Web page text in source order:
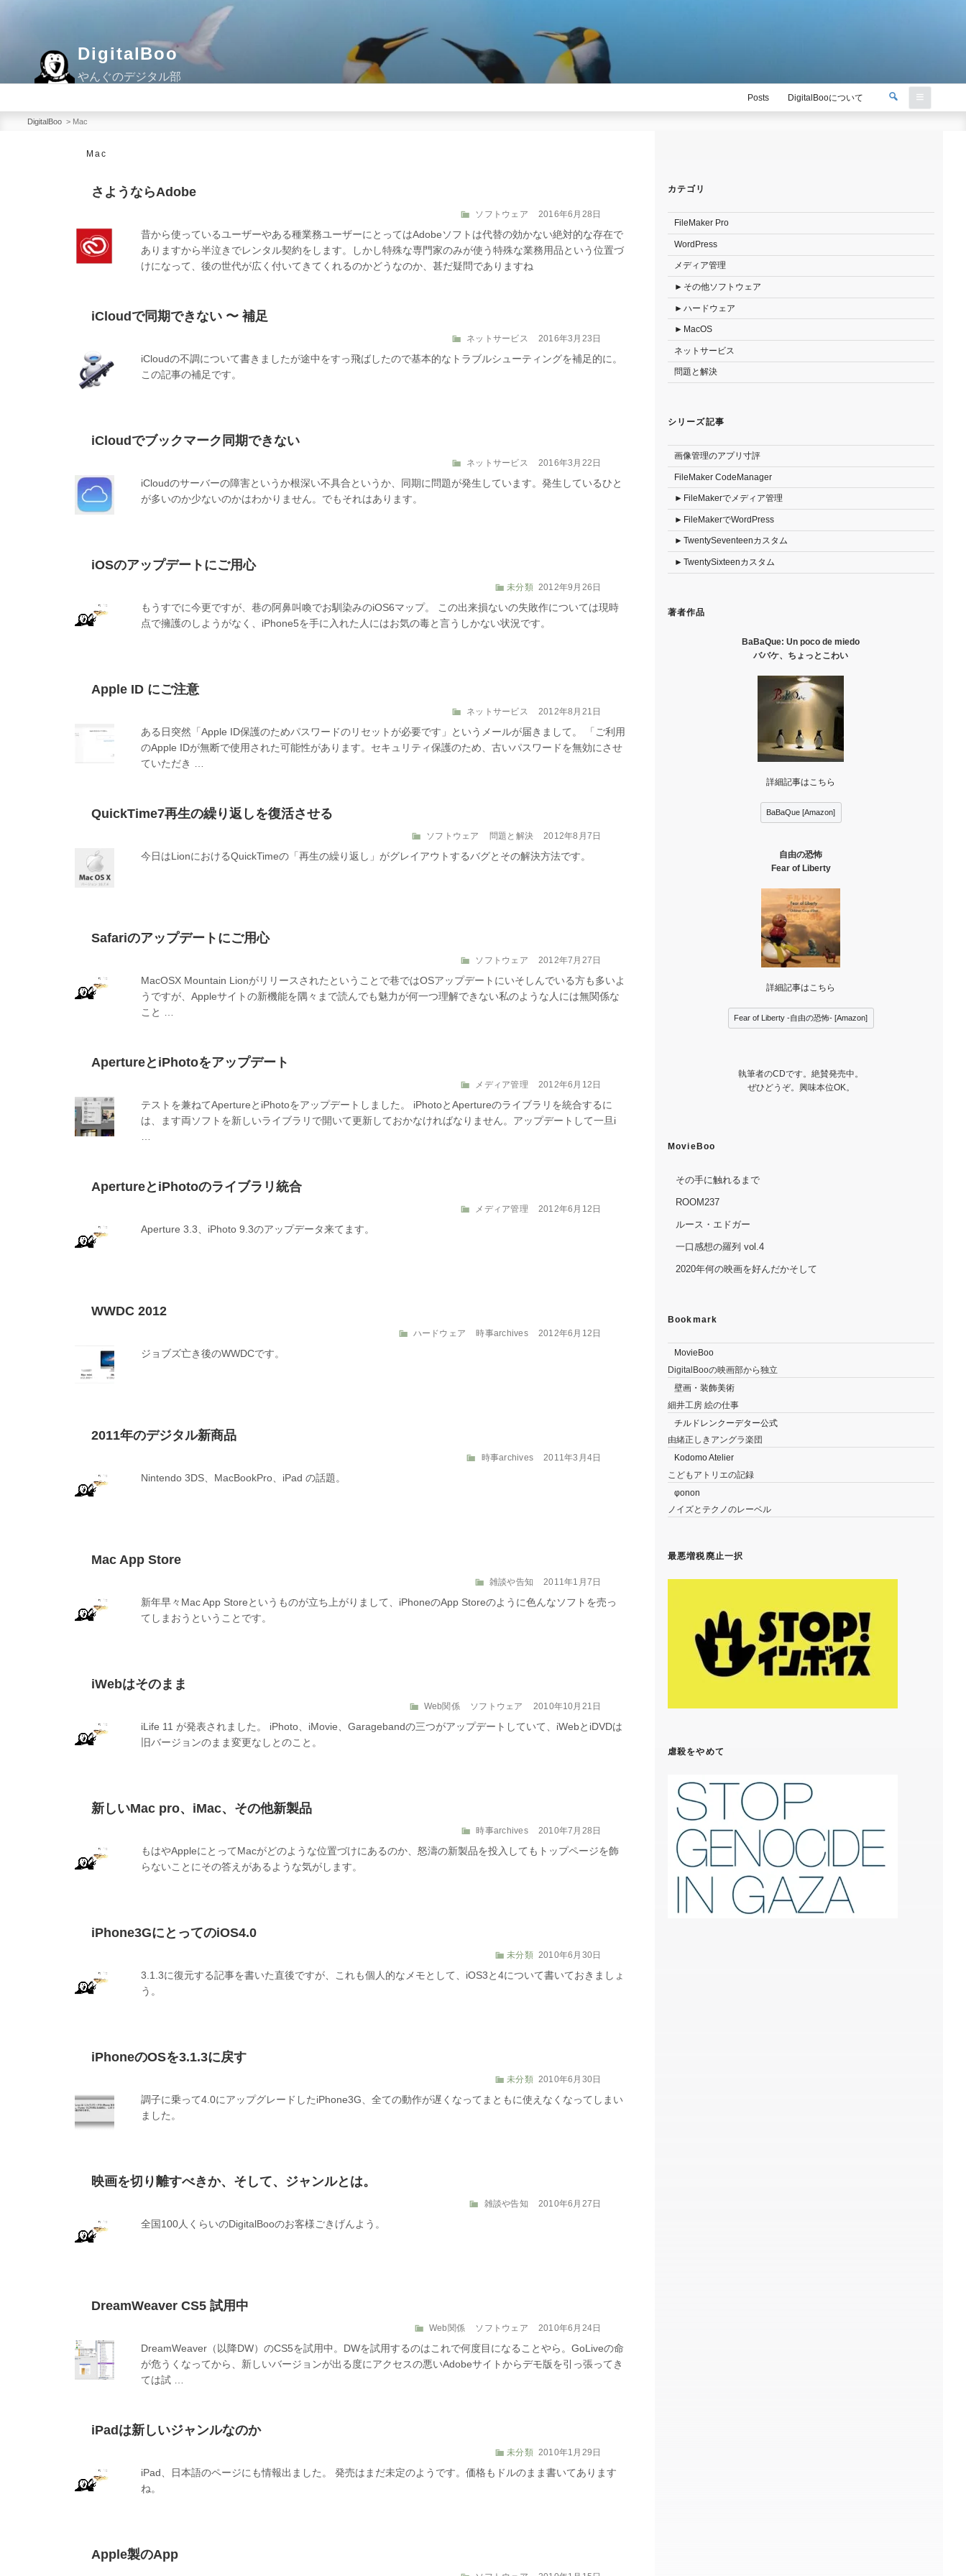
ツ
DigitalBoo
やんぐのデジタル部
Posts
DigitalBooについて
検
検
索
DigitalBoo > Mac
Mac
さようならAdobe
カ
ゴ
リ
ー
ソフトウェア
投
日:
2016年6月28日
昔から使っているユーザーやある種業務ユーザーにとってはAdobeソフトは代替の効かない絶対的な存在で
ありますから半泣きでレンタル契約をします。しかし特殊な専門家のみが使う特殊な業務用品という位置づ
けになって、後の世代が広く付いてきてくれるのかどうなのか、甚だ疑問でありますね
iCloudで同期できない 〜 補足
カ
ゴ
ネットサービス
投
日:
2016年3月23日
iCloudの不調について書きましたが途中をすっ飛ばしたので基本的なトラブルシューティングを補足的に。
この記事の補足です。
iCloudでブックマーク同期できない
カ
ゴ
ネットサービス
投
日:
2016年3月22日
iCloudのサーバーの障害というか根深い不具合というか、同期に問題が発生しています。発生しているひと
が多いのか少ないのかはわかりません。でもそれはあります。
iOSのアップデートにご用心
カ
ゴ
リ
未分類投
日:
2012年9月26日
もうすでに今更ですが、巷の阿鼻叫喚でお馴染みのiOS6マップ。 この出来損ないの失敗作については現時
点で擁護のしようがなく、iPhone5を手に入れた人にはお気の毒と言うしかない状況です。
Apple ID にご注意
カ
ゴ
リ
ネットサービス
投
日:
2012年8月21日
ある日突然「Apple ID保護のためパスワードのリセットが必要です」というメールが届きまして。 「ご利用
のApple IDが無断で使用された可能性があります。セキュリティ保護のため、古いパスワードを無効にさせ
ていただき …
QuickTime7再生の繰り返しを復活させる
カ
ゴ
ソフトウェア 問題と解決
投
日:
2012年8月7日
今日はLionにおけるQuickTimeの「再生の繰り返し」がグレイアウトするバグとその解決方法です。
Safariのアップデートにご用心
カ
リ
ソフトウェア
投
日:
2012年7月27日
MacOSX Mountain Lionがリリースされたということで巷ではOSアップデートにいそしんでいる方も多いよ
うですが、Appleサイトの新機能を隅々まで読んでも魅力が何一つ理解できない私のような人には無関係な
こと …
ApertureとiPhotoをアップデート
カ
ゴ
リ
メディア管理
投
日:
2012年6月12日
テストを兼ねてApertureとiPhotoをアップデートしました。 iPhotoとApertureのライブラリを統合するに
は、ます両ソフトを新しいライブラリで開いて更新しておかなければなりません。アップデートして一旦i
ApertureとiPhotoのライブラリ統合
カメディア管理
投2012年6月12日
Aperture 3.3、iPhoto 9.3のアップデータ来てます。
WWDC 2012
カ
ハードウェア 時事archives
投2012年6月12日
ジョブズ亡き後のWWDCです。
2011年のデジタル新商品
カ
時事archives
投2011年3月4日
Nintendo 3DS、MacBookPro、iPad の話題。
Mac App Store
カ
ゴ
雑談や告知
投
日:
2011年1月7日
新年早々Mac App Storeというものが立ち上がりまして、iPhoneのApp Storeのように色んなソフトを売っ
てしまおうということです。
iWebはそのまま
カ
ゴ
Web関係 ソフトウェア
投
日:
2010年10月21日
iLife 11 が発表されました。 iPhoto、iMovie、Garagebandの三つがアップデートしていて、iWebとiDVDは
旧バージョンのまま変更なしとのこと。
新しいMac pro、iMac、その他新製品
カ
ゴ
時事archives
投
日:
2010年7月28日
もはやAppleにとってMacがどのような位置づけにあるのか、怒濤の新製品を投入してもトップページを飾
らないことにその答えがあるような気がします。
iPhone3GにとってのiOS4.0
カ
ゴ
未分類投
日:
2010年6月30日
3.1.3に復元する記事を書いた直後ですが、これも個人的なメモとして、iOS3と4について書いておきましょ
う。
iPhoneのOSを3.1.3に戻す
カ
ゴ
未分類投
日:
2010年6月30日
調子に乗って4.0にアップグレードしたiPhone3G、全ての動作が遅くなってまともに使えなくなってしまい
ました。
映画を切り離すべきか、そして、ジャンルとは。
カ
雑談や告知
投2010年6月27日
全国100人くらいのDigitalBooのお客様ごきげんよう。
DreamWeaver CS5 試用中
カ
ゴ
リ
Web関係 ソフトウェア
投
日:
2010年6月24日
DreamWeaver（以降DW）のCS5を試用中。DWを試用するのはこれで何度目になることやら。GoLiveの命
が危うくなってから、新しいバージョンが出る度にアクセスの悪いAdobeサイトからデモ版を引っ張ってき
ては試 …
iPadは新しいジャンルなのか
カ
ゴ
未分類投
日:
2010年1月29日
iPad、日本語のページにも情報出ました。 発売はまだ未定のようです。価格もドルのまま書いてあります
ね。
Apple製のApp
カテゴリ
FileMaker Pro
WordPress
メディア管理
その他ソフトウェア
ハードウェア
MacOS
ネットサービス
問題と解決
シリーズ記事
画像管理のアプリ寸評
FileMaker CodeManager
FileMakerでメディア管理
FileMakerでWordPress
TwentySeventeenカスタム
TwentySixteenカスタム
著者作品
BaBaQue: Un poco de miedo
ババケ、ちょっとこわい
詳細記事はこちら
BaBaQue [Amazon]
自由の恐怖
Fear of Liberty
詳細記事はこちら
Fear of Liberty -自由の恐怖- [Amazon]
執筆者のCDです。絶賛発売中。
ぜひどうぞ。興味本位OK。
MovieBoo
その手に触れるまで
ROOM237
ルース・エドガー
一口感想の羅列 vol.4
2020年何の映画を好んだかそして
Bookmark
MovieBoo
DigitalBooの映画部から独立
壁画・装飾美術
細井工房 絵の仕事
チルドレンクーデター公式
由緒正しきアングラ楽団
Kodomo Atelier
こどもアトリエの記録
φonon
ノイズとテクノのレーベル
最悪増税廃止一択
虐殺をやめて